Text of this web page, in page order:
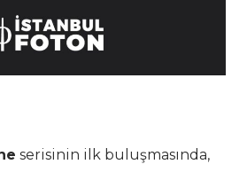
serisinin ilk buluşmasında,